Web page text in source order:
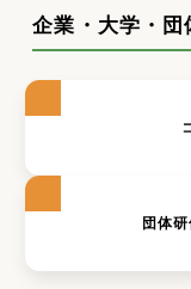
企業・大学・団
団体